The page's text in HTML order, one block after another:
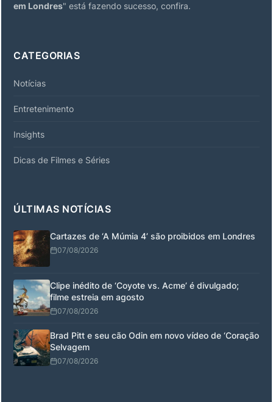
em Londres" está fazendo sucesso, confira.
CATEGORIAS
Notícias
Entretenimento
Insights
Dicas de Filmes e Séries
ÚLTIMAS NOTÍCIAS
Cartazes de ‘A Múmia 4’ são proibidos em Londres
07/08/2026
Clipe inédito de ‘Coyote vs. Acme’ é divulgado;
filme estreia em agosto
07/08/2026
Brad Pitt e seu cão Odin em novo vídeo de ‘Coração
Selvagem
07/08/2026